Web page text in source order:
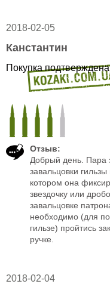
2018-02-05
Канстантин
Покупка подтверждена
Отзыв:
Добрый день. Пара
завальцовки
котором она
звездочку или
завальцовке
необходимо (для
гильзе) пройтись
ручке.
2018-02-04